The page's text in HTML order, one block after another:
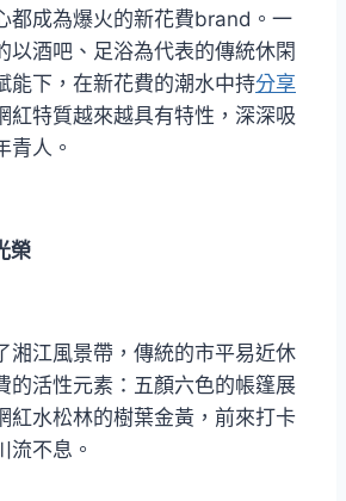
都成為爆火的新花費brand。一
以酒吧、足浴為代表的傳統休閑
能下，在新花費的潮水中持分享
紅特質越來越具有特性，深深吸
青人。
榮
湘江風景帶，傳統的市平易近休
的活性元素：五顏六色的帳篷展
紅水松林的樹葉金黃，前來打卡
流不息。